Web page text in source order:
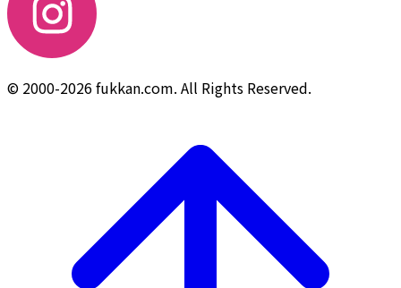
© 2000-2026 fukkan.com. All Rights Reserved.